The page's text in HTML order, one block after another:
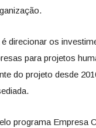
direcionar os
para projetos
do projeto desde
programa Empresa